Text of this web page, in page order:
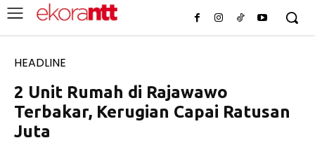
HEADLINE
2 Unit Rumah di Rajawawo
Terbakar, Kerugian Capai Ratusan
Juta